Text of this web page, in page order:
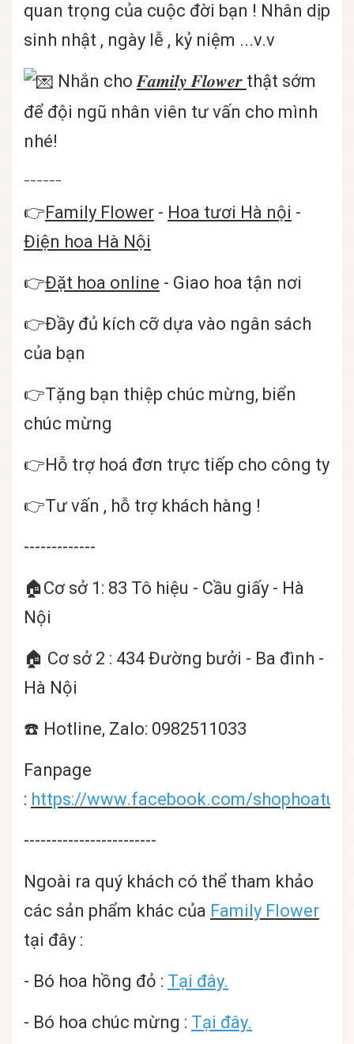
quan trọng của cuộc đời bạn ! Nhân dịp
sinh nhật , ngày lễ , kỷ niệm ...v.v
Nhắn cho𝑭𝒂𝒎𝒊𝒍𝒚 𝑭𝒍𝒐𝒘𝒆𝒓 thật sớm
để đội ngũ nhân viên tư vấn cho mình
nhé!
👉Family Flower - Hoa tươi Hà nội -
Điện hoa Hà Nội
👉Đặt hoa online - Giao hoa tận nơi
👉Đầy đủ kích cỡ dựa vào ngân sách
của bạn
👉Tặng bạn thiệp chúc mừng, biển
chúc mừng
👉Hỗ trợ hoá đơn trực tiếp cho công ty
👉Tư vấn , hỗ trợ khách hàng !
-------------
🏠Cơ sở 1: 83 Tô hiệu - Cầu giấy - Hà
Nội
🏠 Cơ sở 2 : 434 Đường bưởi - Ba đình -
Hà Nội
☎️ Hotline, Zalo: 0982511033
Fanpage
: https://www.facebook.com/
------------------------
Ngoài ra quý khách có thể tham khảo
các sản phẩm khác của Family Flower
tại đây :
- Bó hoa hồng đỏ : Tại đây.
- Bó hoa chúc mừng : Tại đây.